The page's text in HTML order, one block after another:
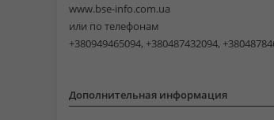
www.bse-info.com.ua
или по телефонам
+380949465094, +380487432094,
Дополнительная информация